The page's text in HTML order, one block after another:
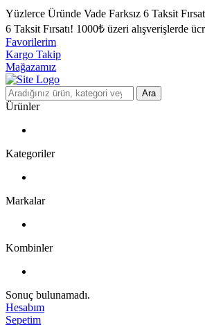
Yüzlerce Üründe Vade Farksız 6 Taksit
6 Taksit Fırsatı! 1000₺ üzeri alışverişlerde
Favorilerim
Kargo Takip
Mağazamız
Ara
Ürünler
Kategoriler
Markalar
Kombinler
Sonuç bulunamadı.
Hesabım
Sepetim